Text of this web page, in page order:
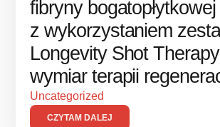
fibryny
z wykorzystaniem
Longevity Shot
wymiar terapii
Uncategorized
CZYTAM DALEJ